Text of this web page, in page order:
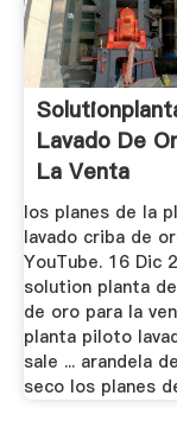
Lavado De
La Venta
los planes de la
lavado criba de
YouTube. 16 Dic
solution planta
de oro para la
planta piloto
sale ... arandela
seco los planes